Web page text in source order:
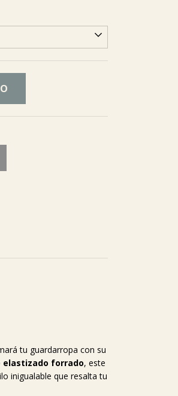
tu guardarropa con su
elastizado forrado, este
inigualable que resalta tu